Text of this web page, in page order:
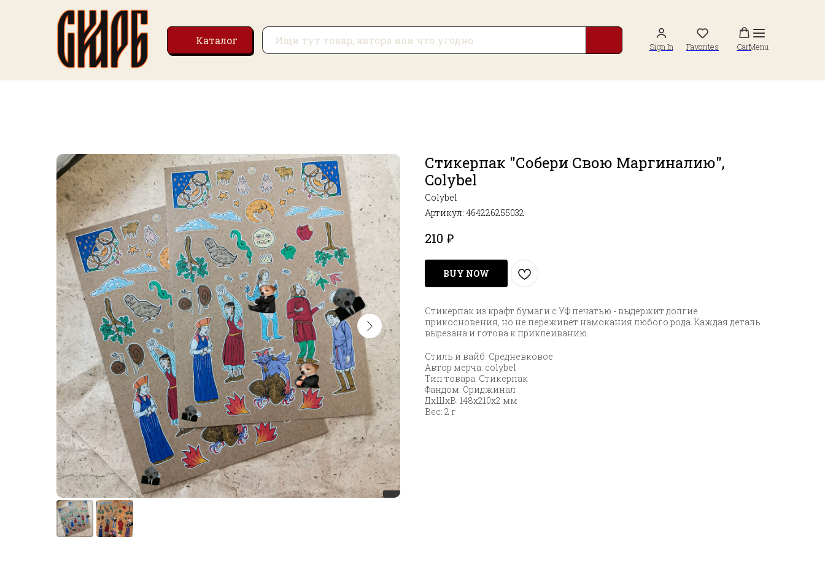
Каталог Sign In Favorites CartMenu
Стикерпак "Собери Свою Маргиналию",
Colybel
Colybel
Артикул: 464226255032
210 ₽
BUY NOW
Стикерпак из крафт бумаги с УФ печатью - выдержит долгие
прикосновения, но не переживёт намокания любого рода. Каждая деталь
вырезана и готова к приклеиванию.
Стиль и вайб: Средневковое
Автор мерча: colybel
Тип товара: Стикерпак
Фандом: Ориджинал
ДxШxВ: 148x210x2 мм
Вес: 2 г